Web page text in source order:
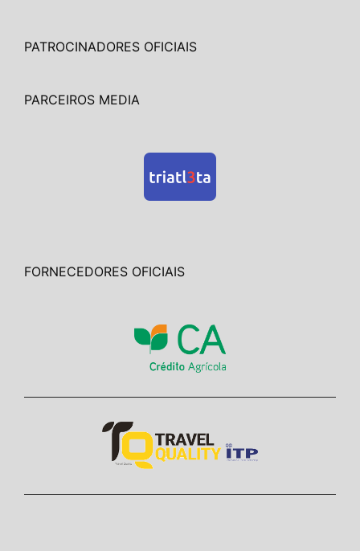
PATROCINADORES OFICIAIS
PARCEIROS MEDIA
FORNECEDORES OFICIAIS